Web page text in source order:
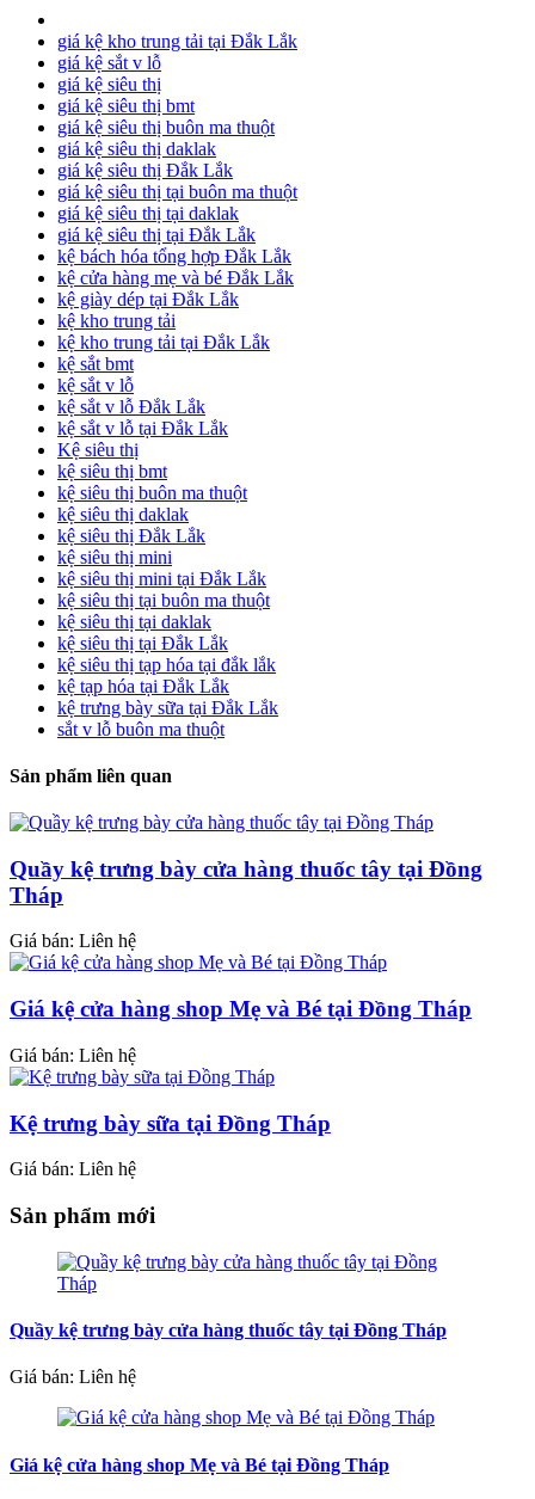
giá kệ kho trung tải tại Đắk Lắk
giá kệ sắt v lỗ
giá kệ siêu thị
giá kệ siêu thị bmt
giá kệ siêu thị buôn ma thuột
giá kệ siêu thị daklak
giá kệ siêu thị Đắk Lắk
giá kệ siêu thị tại buôn ma thuột
giá kệ siêu thị tại daklak
giá kệ siêu thị tại Đắk Lắk
kệ bách hóa tổng hợp Đắk Lắk
kệ cửa hàng mẹ và bé Đắk Lắk
kệ giày dép tại Đắk Lắk
kệ kho trung tải
kệ kho trung tải tại Đắk Lắk
kệ sắt bmt
kệ sắt v lỗ
kệ sắt v lỗ Đắk Lắk
kệ sắt v lỗ tại Đắk Lắk
Kệ siêu thị
kệ siêu thị bmt
kệ siêu thị buôn ma thuột
kệ siêu thị daklak
kệ siêu thị Đắk Lắk
kệ siêu thị mini
kệ siêu thị mini tại Đắk Lắk
kệ siêu thị tại buôn ma thuột
kệ siêu thị tại daklak
kệ siêu thị tại Đắk Lắk
kệ siêu thị tạp hóa tại đắk lắk
kệ tạp hóa tại Đắk Lắk
kệ trưng bày sữa tại Đắk Lắk
sắt v lỗ buôn ma thuột
Sản phẩm liên quan
Quầy kệ trưng bày cửa hàng thuốc tây tại Đồng
Tháp
Giá bán: Liên hệ
Giá kệ cửa hàng shop Mẹ và Bé tại Đồng Tháp
Giá bán: Liên hệ
Kệ trưng bày sữa tại Đồng Tháp
Giá bán: Liên hệ
Sản phẩm mới
Quầy kệ trưng bày cửa hàng thuốc tây tại Đồng Tháp
Giá bán: Liên hệ
Giá kệ cửa hàng shop Mẹ và Bé tại Đồng Tháp